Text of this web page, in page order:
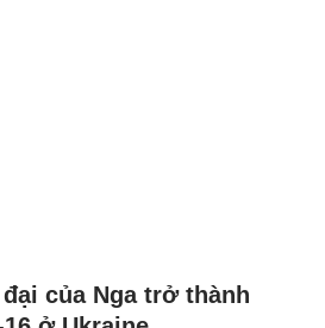
của Nga trở thành